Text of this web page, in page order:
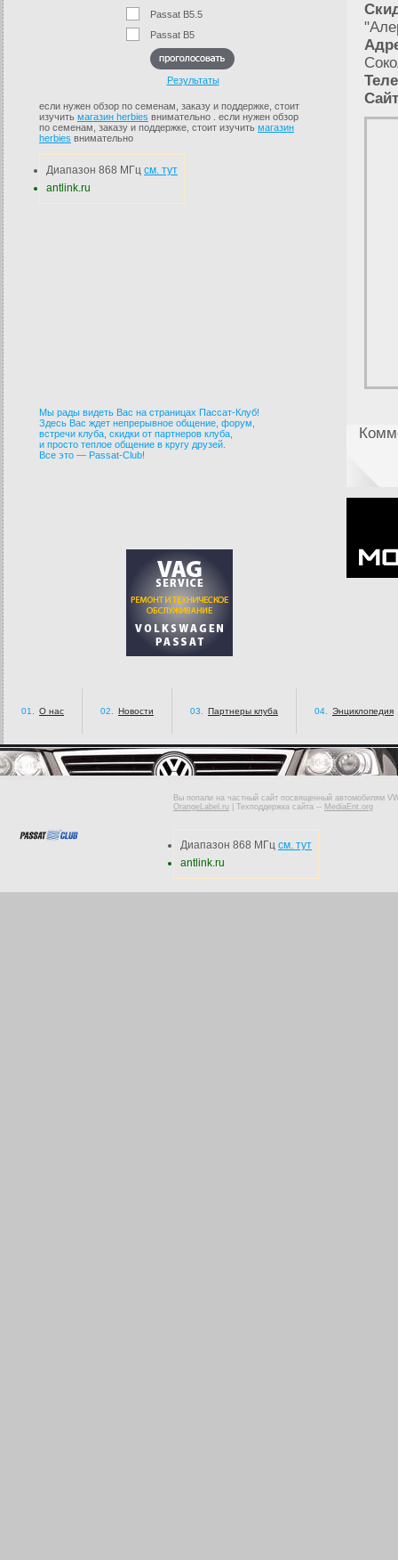
Passat B5.5
Passat B5
Результаты
если нужен обзор по семенам, заказу и поддержке, стоит
изучить магазин herbies внимательно . если нужен обзор
по семенам, заказу и поддержке, стоит изучить магазин
herbies внимательно
Диапазон 868 МГц см. тут
antlink.ru
Мы рады видеть Вас на страницах Пассат-Клуб!
Здесь Вас ждет непрерывное общение, форум,
встречи клуба, скидки от партнеров клуба,
и просто теплое общение в кругу друзей.
Все это — Passat-Club!
01. О нас 02. Новости 03. Партнеры клуба 04. Энциклопедия
Вы попали на частный сайт посвященный автомобилям
OrangeLabel.ru
Техподдержка сайта -- MediaEnt.org
Диапазон 868 МГц см. тут
antlink.ru